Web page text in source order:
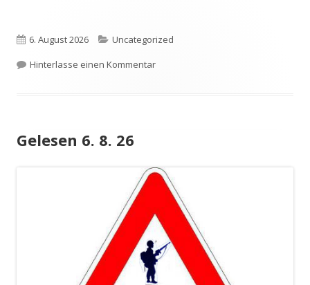
Veröffentlicht
am
6. August 2026 Kategorien
Uncategorized
Hinterlasse einen Kommentarzu Jenseits von Siebenbergen
Gelesen 6. 8. 26